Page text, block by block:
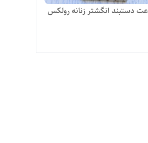
دستبند انگشتر زنانه رولکس